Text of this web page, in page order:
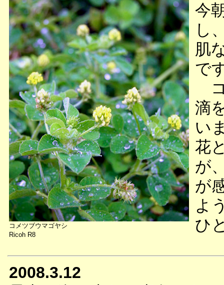
コメツブウマゴヤシ
Ricoh R8
今
し
肌
で
滴
い
花
が
が
よ
ひ
2008.3.12